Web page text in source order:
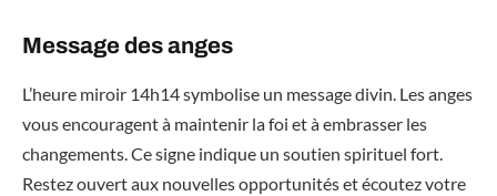
Message des anges
L’heure miroir 14h14 symbolise un message divin. Les anges
vous encouragent à maintenir la foi et à embrasser les
changements. Ce signe indique un soutien spirituel fort.
Restez ouvert aux nouvelles opportunités et écoutez votre